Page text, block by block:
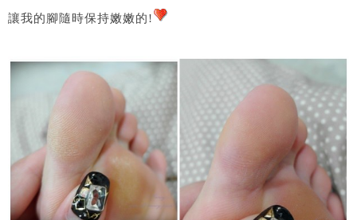
讓我的腳隨時保持嫩嫩的!